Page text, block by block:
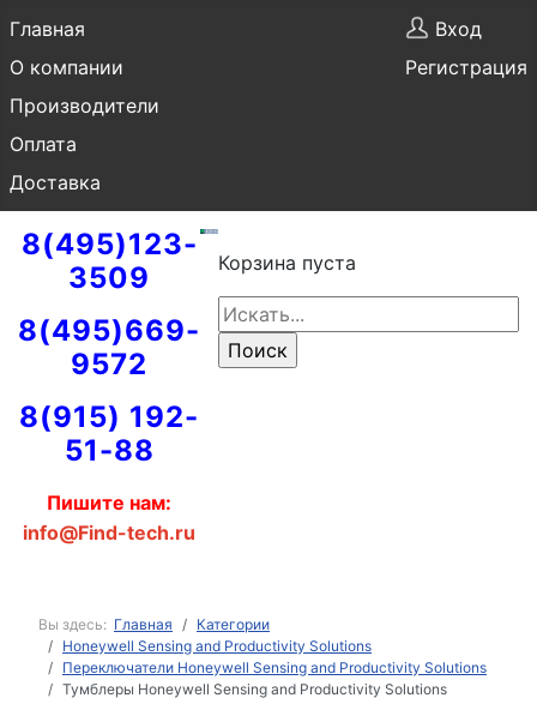
Главная
О компании
Производители
Оплата
Доставка
Вход
Регистрация
8(495)123-
3509
8(495)669-
9572
8(915) 192-
51-88
Пишите нам:
info@Find-tech.ru
Корзина пуста
Вы здесь: Главная
Категории
Honeywell Sensing and Productivity Solutions
Переключатели Honeywell Sensing and Productivity Solutions
Тумблеры Honeywell Sensing and Productivity Solutions